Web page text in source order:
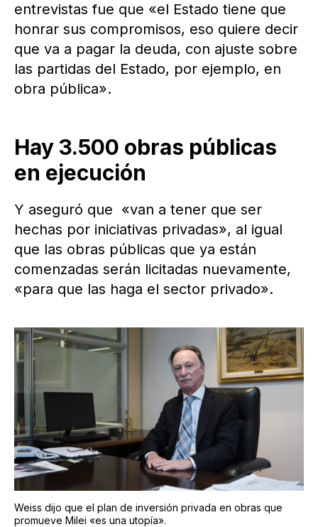
entrevistas fue que «el Estado tiene que
honrar sus compromisos, eso quiere decir
que va a pagar la deuda, con ajuste sobre
las partidas del Estado, por ejemplo, en
obra pública».
Hay 3.500 obras públicas
en ejecución
Y aseguró que «van a tener que ser
hechas por iniciativas privadas», al igual
que las obras públicas que ya están
comenzadas serán licitadas nuevamente,
«para que las haga el sector privado».
Weiss dijo que el plan de inversión privada en obras que
promueve Milei «es una utopía».